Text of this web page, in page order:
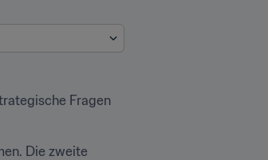
Fragen
Die zweite